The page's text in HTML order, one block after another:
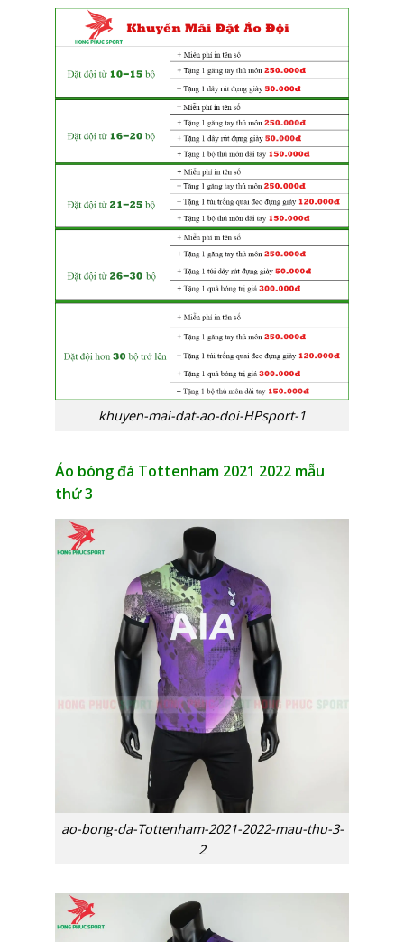
khuyen-mai-dat-ao-doi-HPsport-1
Áo bóng đá Tottenham 2021 2022 mẫu
thứ 3
ao-bong-da-Tottenham-2021-2022-mau-thu-3-
2